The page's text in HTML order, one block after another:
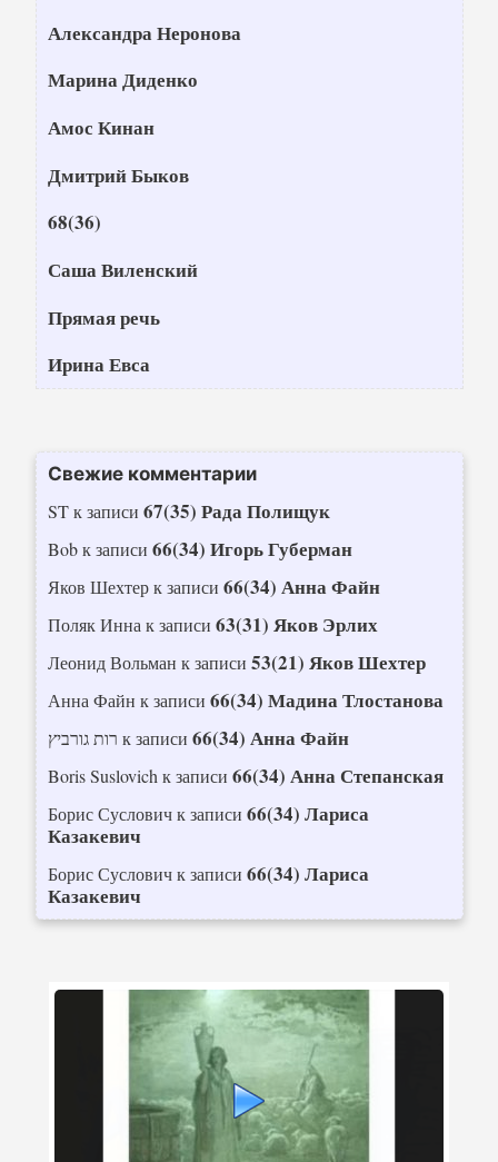
Александра Неронова
Марина Диденко
Амос Кинан
Дмитрий Быков
68(36)
Саша Виленский
Прямая речь
Ирина Евса
Свежие комментарии
STк записи 67(35) Рада Полищук
Bobк записи 66(34) Игорь Губерман
Яков Шехтерк записи 66(34) Анна Файн
Поляк Иннак записи 63(31) Яков Эрлих
Леонид Вольман к записи 53(21) Яков Шехтер
Анна Файн к записи 66(34) Мадина Тлостанова
רות גורביץ к записи 66(34) Анна Файн
Boris Suslovichк записи 66(34) Анна Степанская
Борис Сусловичк записи 66(34) Лариса
Казакевич
Борис Сусловичк записи 66(34) Лариса
Казакевич